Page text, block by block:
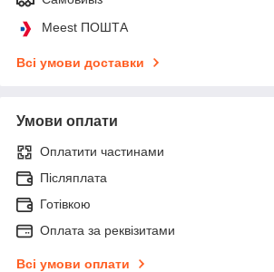
Meest ПОШТА
Всі умови доставки
Умови оплати
Оплатити частинами
Післяплата
Готівкою
Оплата за реквізитами
Всі умови оплати